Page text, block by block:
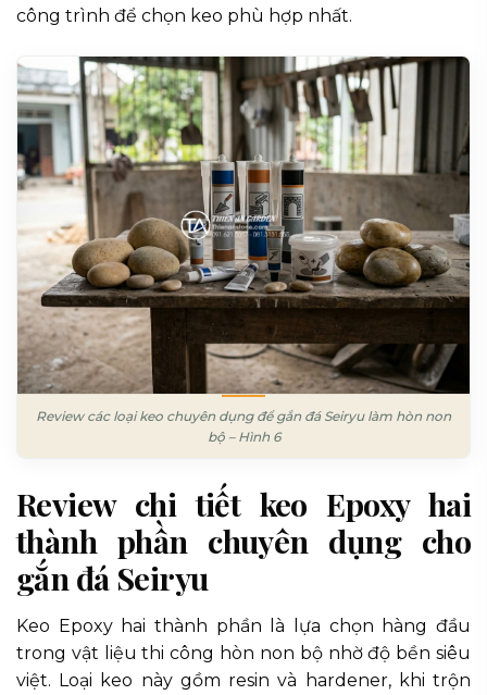
công trình để chọn keo phù hợp nhất.
Review các loại keo chuyên dụng để gắn đá Seiryu làm hòn non
bộ – Hình 6
Review chi tiết keo Epoxy hai
thành phần chuyên dụng cho
gắn đá Seiryu
Keo Epoxy hai thành phần là lựa chọn hàng đầu
trong vật liệu thi công hòn non bộ nhờ độ bền siêu
việt. Loại keo này gồm resin và hardener, khi trộn